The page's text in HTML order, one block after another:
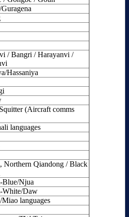
/ Bangri / Harayanvi /
Hassaniya
(Aircraft comms
languages
Northern Qiandong / Black
Blue/Njua
White/Daw
languages